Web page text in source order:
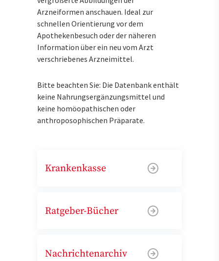
Arzneiformen anschauen. Ideal zur
schnellen Orientierung vor dem
Apothekenbesuch oder der näheren
Information über ein neu vom Arzt
verschriebenes Arzneimittel.
Bitte beachten Sie: Die Datenbank enthält
keine Nahrungsergänzungsmittel und
keine homöopathischen oder
anthroposophischen Präparate.
Krankenkasse
Ratgeber-Bücher
Nachrichtenarchiv